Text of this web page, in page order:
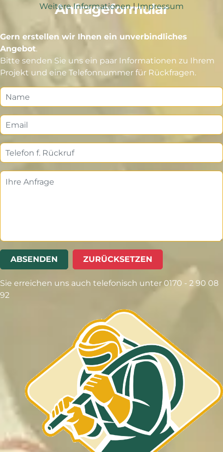
Anfrageformular
Gern erstellen wir Ihnen ein unverbindliches
Angebot.
Bitte senden Sie uns ein paar Informationen zu Ihrem
Projekt und eine Telefonnummer für Rückfragen.
ABSENDEN ZURÜCKSETZEN
Sie erreichen uns auch telefonisch unter 0170 - 2 90 08
92
Weitere Informationen|Impressum